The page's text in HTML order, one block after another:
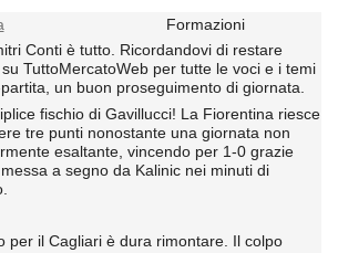
Formazioni
Conti è tutto. Ricordandovi di restare
TuttoMercatoWeb per tutte le voci e i temi
un buon proseguimento di giornata.
fischio di Gavillucci! La Fiorentina riesce
tre punti nonostante una giornata non
esaltante, vincendo per 1-0 grazie
a segno da Kalinic nei minuti di
per il Cagliari è dura rimontare. Il colpo